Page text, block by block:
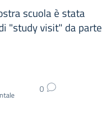
scuola è stata
"study visit" da parte
0